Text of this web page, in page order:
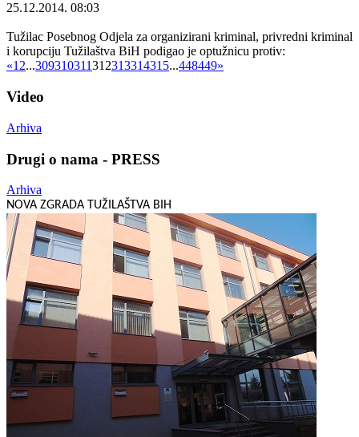
25.12.2014. 08:03
Tužilac Posebnog Odjela za organizirani kriminal, privredni kriminal
i korupciju Tužilaštva BiH podigao je optužnicu protiv:
«12...309310311312313314315...448449»
Video
Arhiva
Drugi o nama - PRESS
Arhiva
NOVA ZGRADA TUŽILAŠTVA BIH